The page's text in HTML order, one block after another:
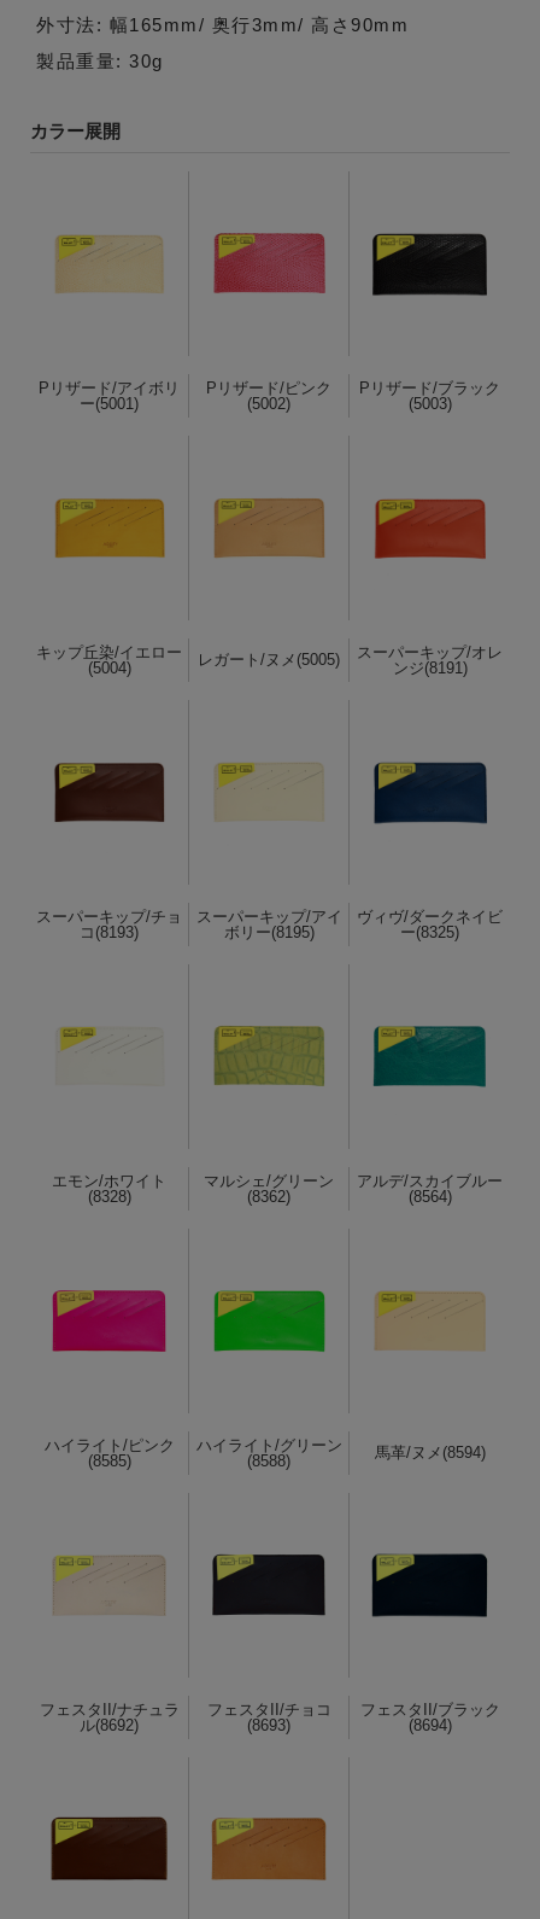
外寸法: 幅165mm/ 奥行3mm/ 高さ90mm
製品重量: 30g
カラー展開
Pリザード/アイボリ
ー(5001)
Pリザード/ピンク
(5002)
Pリザード/ブラック
(5003)
キップ丘染/イエロー
(5004)
レガート/ヌメ(5005)
スーパーキップ/オレ
ンジ(8191)
スーパーキップ/チョ
コ(8193)
スーパーキップ/アイ
ボリー(8195)
ヴィヴ/ダークネイビ
ー(8325)
エモン/ホワイト
(8328)
マルシェ/グリーン
(8362)
アルデ/スカイブルー
(8564)
ハイライト/ピンク
(8585)
ハイライト/グリーン
(8588)
馬革/ヌメ(8594)
フェスタII/ナチュラ
ル(8692)
フェスタII/チョコ
(8693)
フェスタII/ブラック
(8694)